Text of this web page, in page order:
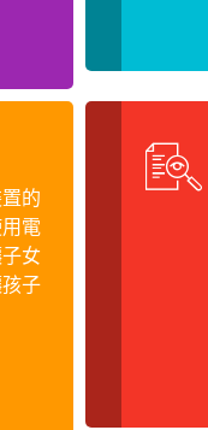
的
電
女
子